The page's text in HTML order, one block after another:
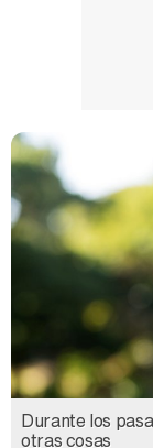
Durante los
otras cosas